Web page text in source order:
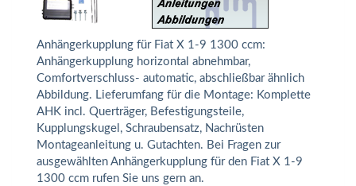
Anhängerkupplung für Fiat X 1-9 1300 ccm:
Anhängerkupplung horizontal abnehmbar,
Comfortverschluss- automatic, abschließbar ähnlich
Abbildung. Lieferumfang für die Montage: Komplette
AHK incl. Querträger, Befestigungsteile,
Kupplungskugel, Schraubensatz, Nachrüsten
Montageanleitung u. Gutachten. Bei Fragen zur
ausgewählten Anhängerkupplung für den Fiat X 1-9
1300 ccm rufen Sie uns gern an.